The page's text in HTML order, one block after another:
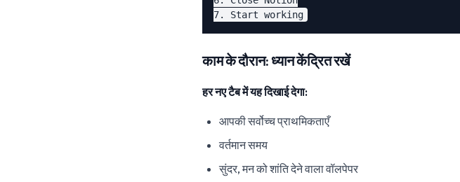
काम के दौरान: ध्यान केंद्रित रखें
हर नए टैब में यह दिखाई देगा:
आपकी सर्वोच्च प्राथमिकताएँ
वर्तमान समय
सुंदर, मन को शांति देने वाला वॉलपेपर